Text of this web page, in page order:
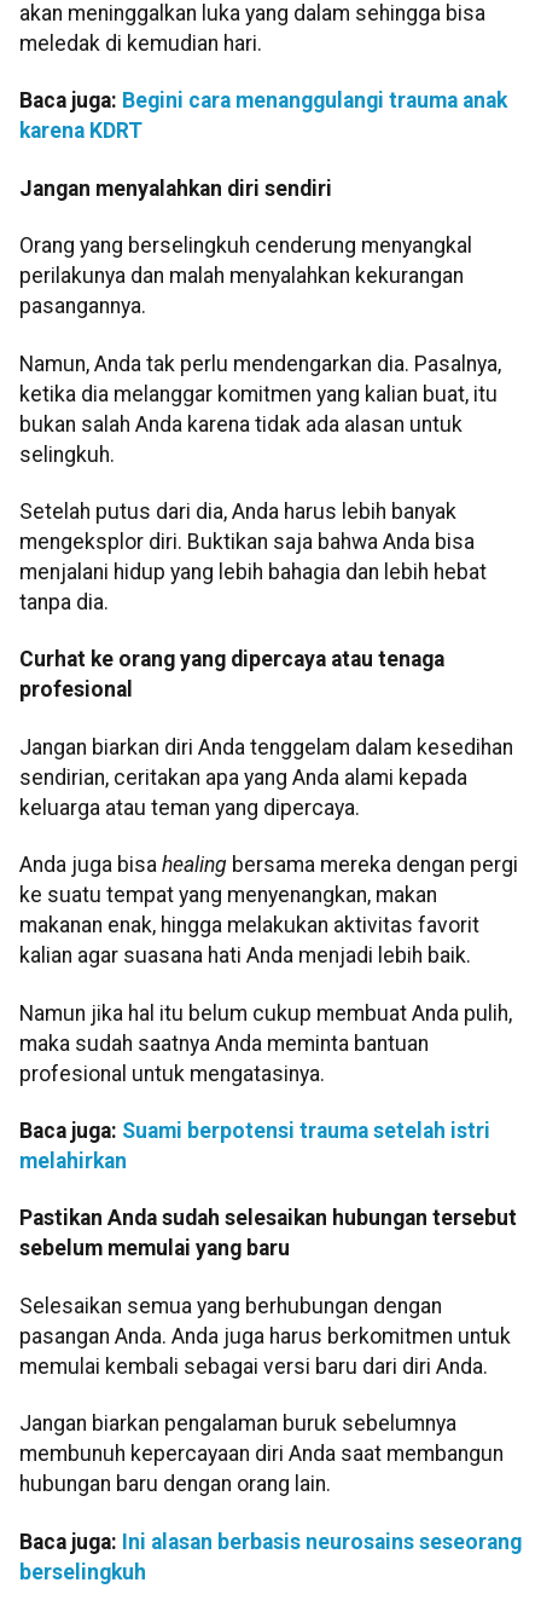
akan meninggalkan luka yang dalam sehingga bisa
meledak di kemudian hari.
Baca juga: Begini cara menanggulangi trauma anak
karena KDRT
Jangan menyalahkan diri sendiri
Orang yang berselingkuh cenderung menyangkal
perilakunya dan malah menyalahkan kekurangan
pasangannya.
Namun, Anda tak perlu mendengarkan dia. Pasalnya,
ketika dia melanggar komitmen yang kalian buat, itu
bukan salah Anda karena tidak ada alasan untuk
selingkuh.
Setelah putus dari dia, Anda harus lebih banyak
mengeksplor diri. Buktikan saja bahwa Anda bisa
menjalani hidup yang lebih bahagia dan lebih hebat
tanpa dia.
Curhat ke orang yang dipercaya atau tenaga
profesional
Jangan biarkan diri Anda tenggelam dalam kesedihan
sendirian, ceritakan apa yang Anda alami kepada
keluarga atau teman yang dipercaya.
Anda juga bisa healing bersama mereka dengan pergi
ke suatu tempat yang menyenangkan, makan
makanan enak, hingga melakukan aktivitas favorit
kalian agar suasana hati Anda menjadi lebih baik.
Namun jika hal itu belum cukup membuat Anda pulih,
maka sudah saatnya Anda meminta bantuan
profesional untuk mengatasinya.
Baca juga: Suami berpotensi trauma setelah istri
melahirkan
Pastikan Anda sudah selesaikan hubungan tersebut
sebelum memulai yang baru
Selesaikan semua yang berhubungan dengan
pasangan Anda. Anda juga harus berkomitmen untuk
memulai kembali sebagai versi baru dari diri Anda.
Jangan biarkan pengalaman buruk sebelumnya
membunuh kepercayaan diri Anda saat membangun
hubungan baru dengan orang lain.
Baca juga: Ini alasan berbasis neurosains seseorang
berselingkuh